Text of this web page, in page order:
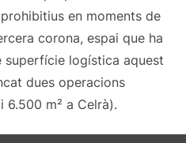
en moments de
corona, espai que ha
logística aquest
dues operacions
6.500 m² a Celrà).